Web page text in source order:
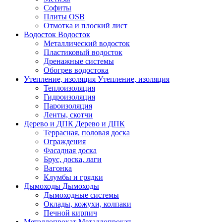
Софиты
Плиты OSB
Отмотка и плоский лист
Водосток Водосток
Металлический водосток
Пластиковый водосток
Дренажные системы
Обогрев водостока
Утепление, изоляция Утепление, изоляция
Теплоизоляция
Гидроизоляция
Пароизоляция
Ленты, скотчи
Дерево и ДПК Дерево и ДПК
Террасная, половая доска
Ограждения
Фасадная доска
Брус, доска, лаги
Вагонка
Клумбы и грядки
Дымоходы Дымоходы
Дымоходные системы
Оклады, кожухи, колпаки
Печной кирпич